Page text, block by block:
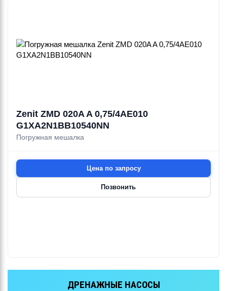
Zenit ZMD 020A A 0,75/4AE010
G1XA2N1BB10540NN
Погружная мешалка
Цена по запросу
Позвонить
ДРЕНАЖНЫЕ НАСОСЫ